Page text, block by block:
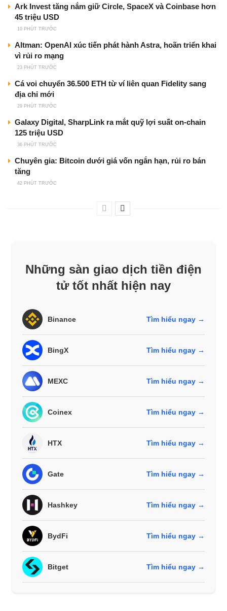
Ark Invest tăng nắm giữ Circle, SpaceX và Coinbase hơn
45 triệu USD
10 PHÚT TRƯỚC
Altman: OpenAI xúc tiến phát hành Astra, hoãn triển khai
vì rủi ro mạng
23 PHÚT TRƯỚC
Cá voi chuyển 36.500 ETH từ ví liên quan Fidelity sang
địa chỉ mới
29 PHÚT TRƯỚC
Galaxy Digital, SharpLink ra mắt quỹ lợi suất on-chain
125 triệu USD
36 PHÚT TRƯỚC
Chuyên gia: Bitcoin dưới giá vốn ngắn hạn, rủi ro bán
tăng
42 PHÚT TRƯỚC
Những sàn giao dịch tiền điện
tử tốt nhất hiện nay
Binance Tìm hiểu ngay →
BingX Tìm hiểu ngay →
MEXC Tìm hiểu ngay →
Coinex Tìm hiểu ngay →
HTX Tìm hiểu ngay →
Gate Tìm hiểu ngay →
Hashkey Tìm hiểu ngay →
BydFi Tìm hiểu ngay →
Bitget Tìm hiểu ngay →